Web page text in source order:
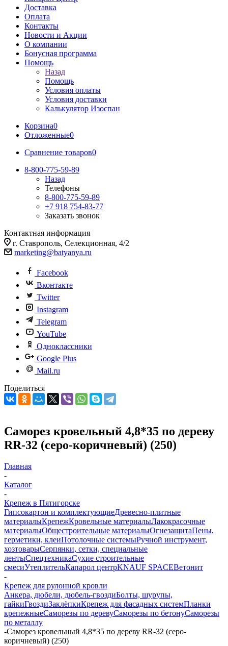
Доставка
Оплата
Контакты
Новости и Акции
О компании
Бонусная программа
Помощь
Назад
Помощь
Условия оплаты
Условия доставки
Калькулятор Изоспан
Корзина0
Отложенные0
Сравнение товаров0
8-800-775-59-89
Назад
Телефоны
8-800-775-59-89
+7 918 754-83-77
Заказать звонок
Контактная информация
г. Ставрополь, Селекционная, 4/2
marketing@batyanya.ru
Facebook
Вконтакте
Twitter
Instagram
Telegram
YouTube
Одноклассники
Google Plus
Mail.ru
Поделиться
Саморез кровельный 4,8*35 по дереву
RR-32 (серо-коричневый) (250)
Главная
-
Каталог
-
Крепеж в Пятигорске
Гипсокартон и комплектующиеДревесно-плитные
материалыКрепежКровельные материалыЛакокрасочные
материалыОбщестроительные материалыОгнезащитаПены,
герметики, клеиПотолочные системыРучной инструмент,
хозтоварыСерпянки, сетки, специальные
лентыСпецтехникаСухие строительные
смесиУтеплительКапарол центрKNAUF SPACEВетонит
-
Крепеж для рулонной кровли
Анкера, дюбели, дюбель-гвоздиБолты, шурупы,
гайкиГвоздиЗаклёпкиКрепеж для фасадных системПланки
крепежныеСаморезы по деревуСаморезы по бетонуСаморезы
по металлу
-Саморез кровельный 4,8*35 по дереву RR-32 (серо-
коричневый) (250)